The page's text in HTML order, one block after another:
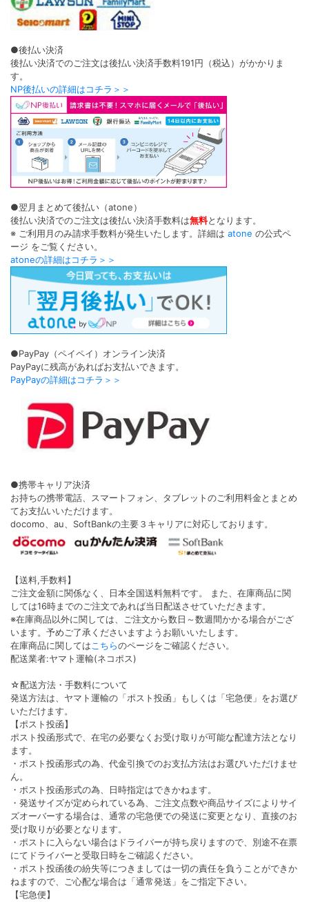
●後払い決済
後払い決済でのご注文は後払い決済手数料191円（税込）がかかりま
す。
NP後払いの詳細はコチラ＞＞
●翌月まとめて後払い（atone）
後払い決済でのご注文は後払い決済手数料は無料となります。
※ ご利用月のみ請求手数料が発生いたします。詳細は atone の公式ペ
ージ をご覧ください。
atoneの詳細はコチラ＞＞
●PayPay（ペイペイ）オンライン決済
PayPayに残高があればお支払いできます。
PayPayの詳細はコチラ＞＞
●携帯キャリア決済
お持ちの携帯電話、スマートフォン、タブレットのご利用料金とまとめ
てお支払いいただけます。
docomo、au、SoftBankの主要３キャリアに対応しております。
【送料,手数料】
ご注文金額に関係なく、日本全国送料無料です。 また、在庫商品に関
しては16時までのご注文であれば当日配送させていただきます。
※在庫商品以外に関しては、ご注文から数日～数週間かかる場合がござ
います。予めご了承くださいますようお願いいたします。
在庫商品に関してはこちらのページをご確認ください。
配送業者:ヤマト運輸(ネコポス)
☆配送方法・手数料について
発送方法は、ヤマト運輸の「ポスト投函」もしくは「宅急便」をお選び
いただけます。
【ポスト投函】
ポスト投函形式で、在宅の必要なくお受け取りが可能な配達方法となり
ます。
・ポスト投函形式の為、代金引換でのお支払方法はお選びいただけませ
ん。
・ポスト投函形式の為、日時指定はできかねます。
・発送サイズが定められている為、ご注文点数や商品サイズによりサイ
ズオーバーする場合は、通常の宅急便での発送に変更となり、直接のお
受け取りが必要となります。
・ポストに入らない場合はドライバーが持ち戻りますので、別途不在票
にてドライバーと受取日時をご確認ください。
・ポスト投函後の紛失等につきましては一切の責任を負うことができか
ねますので、ご心配な場合は「通常発送」をご指定下さい。
【宅急便】